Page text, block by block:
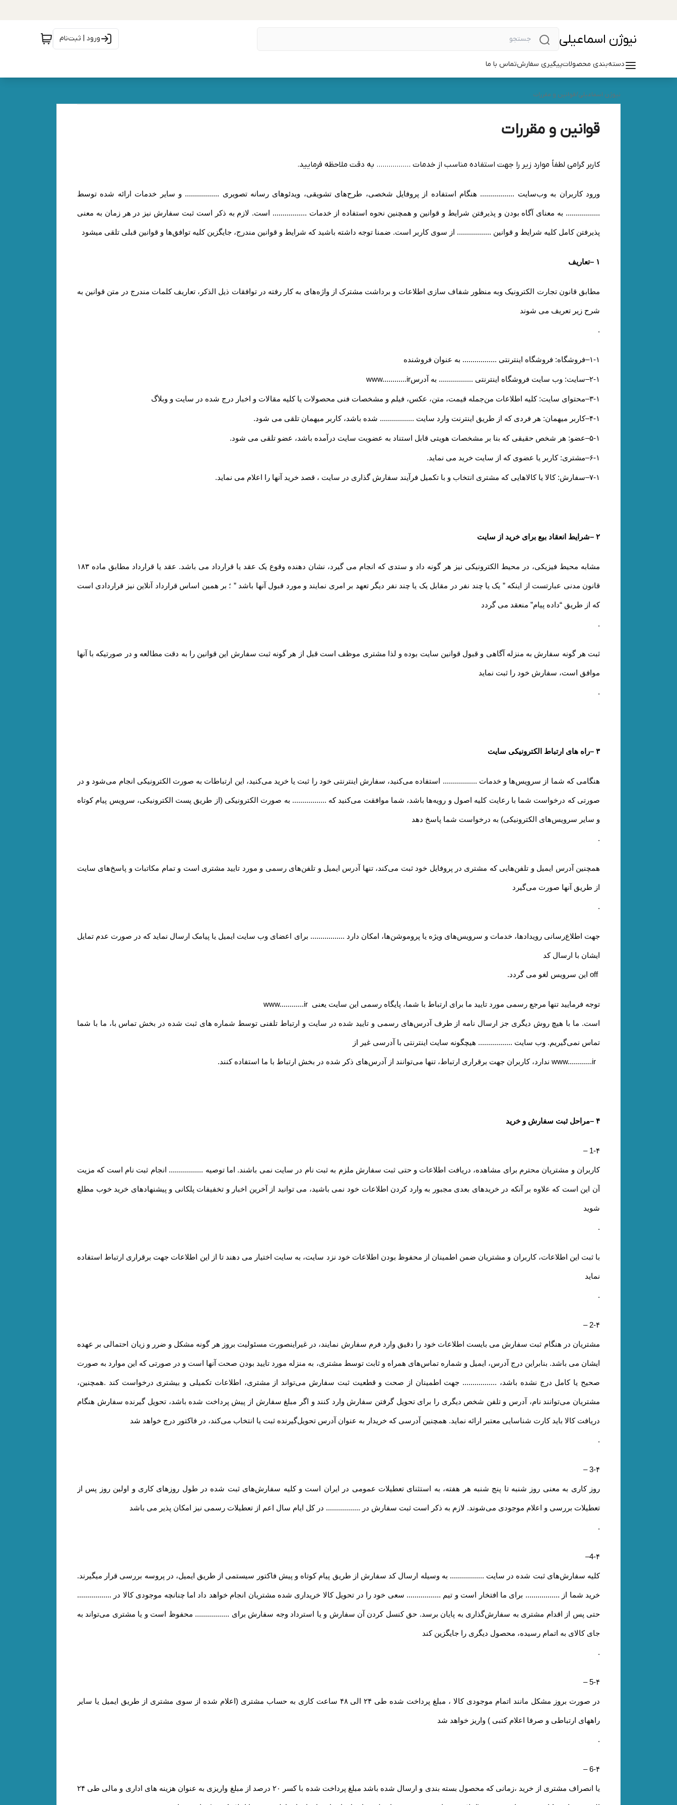
نیوژن اسماعیلی ورود | ثبت‌نام
دسته‌بندی محصولاتپیگیری سفارشتماس با ما
نیوژن اسماعیلی/قوانین و مقررات
قوانین و مقررات
کاربر گرامی لطفاً موارد زیر را جهت استفاده مناسب از خدمات ................. به دقت ملاحظه فرمایید.
ورود کاربران به وب‏‌سایت ................. هنگام استفاده از پروفایل شخصی، طرح‏‌های تشویقی، ویدئوهای رسانه تصویری ................. و سایر خدمات ارائه شده توسط
................. به معنای آگاه بودن و پذیرفتن شرایط و قوانین و همچنین نحوه استفاده از خدمات ................. است. لازم به ذکر است ثبت سفارش نیز در هر زمان به معنی
پذیرفتن کامل کلیه شرایط و قوانین ................. از سوی کاربر است. ضمنا توجه داشته باشید که شرایط و قوانین مندرج، جایگزین کلیه توافق‏‌ها و قوانین قبلی تلقی میشود
۱ –تعاریف
مطابق قانون تجارت الکترونیک وبه منظور شفاف سازی اطلاعات و برداشت مشترک از واژه‌های به کار رفته در توافقات ذیل الذکر، تعاریف کلمات مندرج در متن قوانین به
شرح زیر تعریف می شوند
.
۱-۱–فروشگاه: فروشگاه اینترنتی ................. به عنوان فروشنده
۲-۱–سایت: وب سایت فروشگاه اینترنتی ................. به آدرسwww............ir
۳-۱–محتوای سایت: کلیه اطلاعات من‌جمله قیمت، متن، عکس، فیلم و مشخصات فنی محصولات یا کلیه مقالات و اخبار درج شده در سایت و وبلاگ
۴-۱–کاربر میهمان: هر فردی که از طریق اینترنت وارد سایت ................. شده باشد، کاربر میهمان تلقی می شود.
۵-۱–عضو: هر شخص حقیقی که بنا بر مشخصات هویتی قابل استناد به عضویت سایت درآمده باشد، عضو تلقی می شود.
۶-۱–مشتری: کاربر یا عضوی که از سایت خرید می نماید.
۷-۱–سفارش: کالا یا کالاهایی که مشتری انتخاب و با تکمیل فرآیند سفارش گذاری در سایت ، قصد خرید آنها را اعلام می نماید.
۲ –شرایط انعقاد بیع برای خرید از سایت
مشابه محیط فیزیکی، در محیط الکترونیکی نیز هر گونه داد و ستدی که انجام می گیرد، نشان دهنده وقوع یک عقد یا قرارداد می باشد. عقد یا قرارداد مطابق ماده ۱۸۳
قانون مدنی عبارتست از اینکه ” یک یا چند نفر در مقابل یک یا چند نفر دیگر تعهد بر امری نمایند و مورد قبول آنها باشد ” ؛ بر همین اساس قرارداد آنلاین نیز قراردادی است
که از طریق “داده پیام” منعقد می گردد
.
ثبت هر گونه سفارش به منزله آگاهی و قبول قوانین سایت بوده و لذا مشتری موظف است قبل از هر گونه ثبت سفارش این قوانین را به دقت مطالعه و در صورتیکه با آنها
موافق است، سفارش خود را ثبت نماید
.
۳ –راه های ارتباط الکترونیکی سایت
هنگامی که شما از سرویس‌‏ها و خدمات ................. استفاده می‏‌کنید، سفارش اینترنتی خود را ثبت یا خرید می‏‌کنید، این ارتباطات به صورت الکترونیکی انجام می‏‌شود و در
صورتی که درخواست شما با رعایت کلیه اصول و رویه‏‌ها باشد، شما موافقت می‌‏کنید که ................. به صورت الکترونیکی (از طریق پست الکترونیکی، سرویس پیام کوتاه
و سایر سرویس‌های الکترونیکی) به درخواست شما پاسخ دهد
.
همچنین آدرس ایمیل و تلفن‌هایی که مشتری در پروفایل خود ثبت می‌کند، تنها آدرس ایمیل و تلفن‌های رسمی و مورد تایید مشتری است و تمام مکاتبات و پاسخ‌های سایت
از طریق آنها صورت می‌گیرد
.
جهت اطلاع‌رسانی رویدادها، خدمات و سرویس‌های ویژه یا پروموشن‌ها، امکان دارد ................. برای اعضای وب سایت ایمیل یا پیامک ارسال نماید که در صورت عدم تمایل
ایشان با ارسال کد
off این سرویس لغو می گردد.
توجه فرمایید تنها مرجع رسمی مورد تایید ما برای ارتباط با شما، پایگاه رسمی این سایت یعنی www............ir
است. ما با هیچ روش دیگری جز ارسال نامه از طرف آدرس‏‌های رسمی و تایید شده در سایت و ارتباط تلفنی توسط شماره های ثبت شده در بخش تماس با، ما با شما
تماس نمی‌‏گیریم. وب سایت ................. هیچگونه سایت اینترنتی با آدرسی غیر از
www............ir ندارد، کاربران جهت برقراری ارتباط، تنها می‏‌توانند از آدرس‌‏های ذکر شده در بخش ارتباط با ما استفاده کنند.
۴ –مراحل ثبت سفارش و خرید
1-۴ –
کاربران و مشتریان محترم برای مشاهده، دریافت اطلاعات و حتی ثبت سفارش ملزم به ثبت نام در سایت نمی باشند. اما توصیه ................. انجام ثبت نام است که مزیت
آن این است که علاوه بر آنکه در خریدهای بعدی مجبور به وارد کردن اطلاعات خود نمی باشید، می توانید از آخرین اخبار و تخفیفات پلکانی و پیشنهادهای خرید خوب مطلع
شوید
.
با ثبت این اطلاعات، کاربران و مشتریان ضمن اطمینان از محفوظ بودن اطلاعات خود نزد سایت، به سایت اختیار می دهند تا از این اطلاعات جهت برقراری ارتباط استفاده
نماید
.
2-۴ –
مشتریان در هنگام ثبت سفارش می بایست اطلاعات خود را دقیق وارد فرم سفارش نمایند، در غیراینصورت مسئولیت بروز هر گونه مشکل و ضرر و زیان احتمالی بر عهده
ایشان می باشد. بنابراین درج آدرس، ایمیل و شماره تماس‌های همراه و ثابت توسط مشتری، به منزله مورد تایید بودن صحت آنها است و در صورتی که این موارد به صورت
صحیح یا کامل درج نشده باشد، ................. جهت اطمینان از صحت و قطعیت ثبت سفارش می‌تواند از مشتری، اطلاعات تکمیلی و بیشتری درخواست کند .همچنین،
مشتریان می‌توانند نام، آدرس و تلفن شخص دیگری را برای تحویل گرفتن سفارش وارد کنند و اگر مبلغ سفارش از پیش پرداخت شده باشد، تحویل گیرنده سفارش هنگام
دریافت کالا باید کارت شناسایی معتبر ارائه نماید. همچنین آدرسی که خریدار به عنوان آدرس تحویل‌گیرنده ثبت یا انتخاب می‌کند، در فاکتور درج خواهد شد
.
3-۴–
روز کاری به معنی روز شنبه تا پنج شنبه هر هفته، به استثنای تعطیلات عمومی در ایران است و کلیه سفارش‏‌های ثبت شده در طول روزهای کاری و اولین روز پس از
تعطیلات بررسی و اعلام موجودی می‌‏شوند. لازم به ذکر است ثبت سفارش در ................. در کل ایام سال اعم از تعطیلات رسمی نیز امکان پذیر می باشد
.
4-۴–
کلیه سفارش‌‏های ثبت شده در سایت ................. به وسیله ارسال کد سفارش از طریق پیام کوتاه و پیش فاکتور سیستمی از طریق ایمیل، در پروسه بررسی قرار میگیرند.
خرید شما از ................. برای ما افتخار است و تیم ................. سعی خود را در تحویل کالا خریداری شده مشتریان انجام خواهد داد اما چنانچه موجودی کالا در .................
حتی پس از اقدام مشتری به سفارش‌‏گذاری به پایان برسد. حق کنسل کردن آن سفارش و یا استرداد وجه سفارش برای ................. محفوظ است و یا مشتری می‏‌تواند به
جای کالای به اتمام رسیده، محصول دیگری را جایگزین کند
.
5-۴–
در صورت بروز مشکل مانند اتمام موجودی کالا ، مبلغ پرداخت شده طی ۲۴ الی ۴۸ ساعت کاری به حساب مشتری (اعلام شده از سوی مشتری از طریق ایمیل یا سایر
راههای ارتباطی و صرفا اعلام کتبی ) واریز خواهد شد
.
6-۴–
یا انصراف مشتری از خرید ،زمانی که محصول بسته بندی و ارسال شده باشد مبلغ پرداخت شده با کسر ۲۰ درصد از مبلغ واریزی به عنوان هزینه های اداری و مالی طی ۲۴